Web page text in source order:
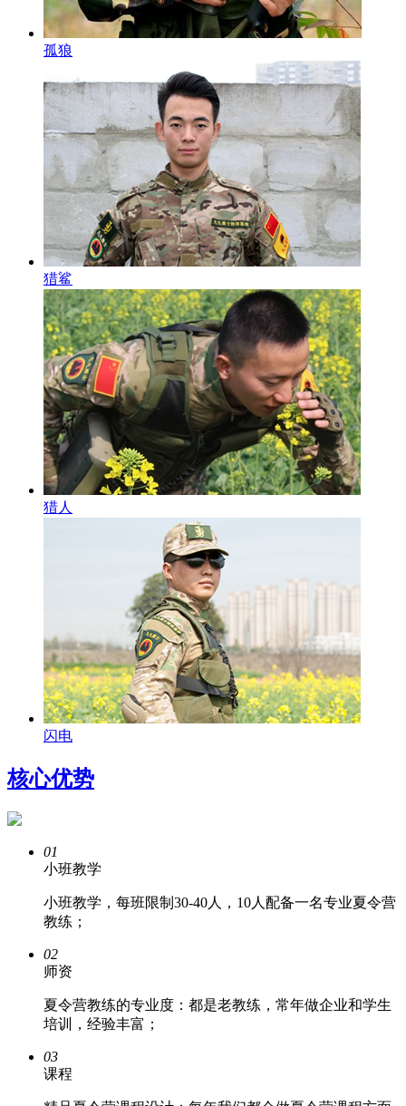
孤狼
猎鲨
猎人
闪电
核心优势
01
小班教学
小班教学，每班限制30-40人，10人配备一名专业夏令营
教练；
02
师资
夏令营教练的专业度：都是老教练，常年做企业和学生
培训，经验丰富；
03
课程